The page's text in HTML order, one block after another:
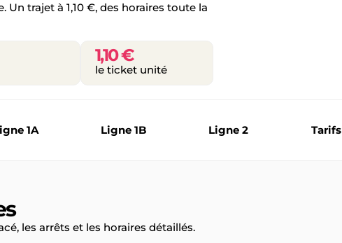
trajet à 1,10 €, des horaires toute la
1,10 €
le ticket unité
1A Ligne 1B Ligne 2 Tarifs
les arrêts et les horaires détaillés.